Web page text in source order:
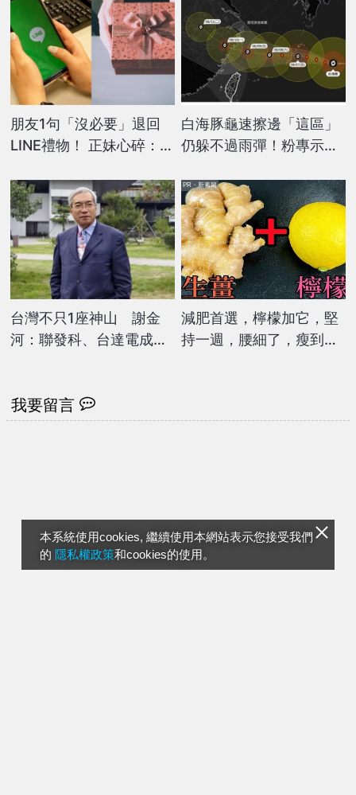
本系統使用cookies, 繼續使用本網站表示您接受我們
的 隱私權政策和cookies的使用。
朋友1句「沒必要」退回
LINE禮物！ 正妹心碎：還
白海豚龜速擦邊「這區」
仍躲不過雨彈！粉專示警
威輕量版
台灣不只1座神山 謝金
河：聯發科、台達電成世
減肥首選，檸檬加它，堅
持一週，腰細了，瘦到你
PR・新素簡
我要留言